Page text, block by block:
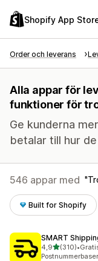
Shopify App
Order och leverans
Alla appar för
funktioner för
Ge kunderna
betalar till hur
546 appar med
Built for Shopify
SMART
4,9av 5 stjärnor
(310)
310 recensioner
•